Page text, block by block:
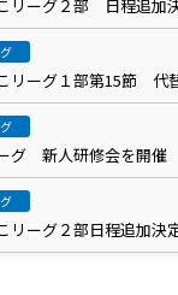
リーグ２部 日程追加
リーグ１部第15節 代
グ 新人研修会を開催
リーグ２部日程追加決